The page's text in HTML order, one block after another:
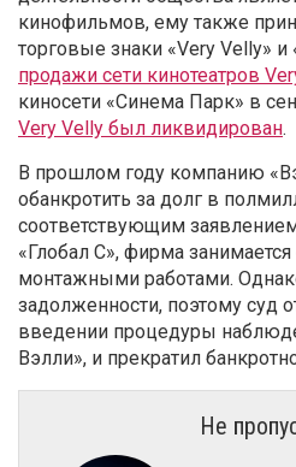
кинофильмов, ему также
торговые знаки «Very Velly» и
продажи сети кинотеатров
киносети «Синема Парк» в
Very Velly был ликвидирован.
В прошлом году компанию
обанкротить за долг в
соответствующим
«Глобал С», фирма занимается
монтажными работами.
задолженности, поэтому суд
введении процедуры
Вэлли», и прекратил
Не